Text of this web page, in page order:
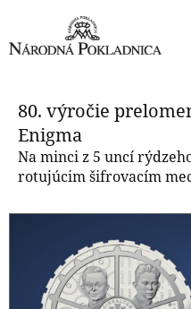
80. výročie
Enigma
Na minci z 5 uncí
rotujúcim šifrovacím
80. výročie